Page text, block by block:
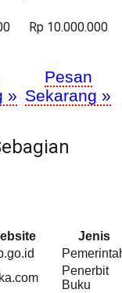
Rp 10.000.000
»
Pesan
Sekarang »
Jenis
Penerbit
Buku